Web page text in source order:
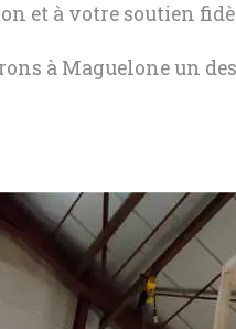
et à votre soutien
à Maguelone un